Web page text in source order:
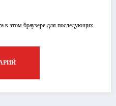
в этом браузере для последующих